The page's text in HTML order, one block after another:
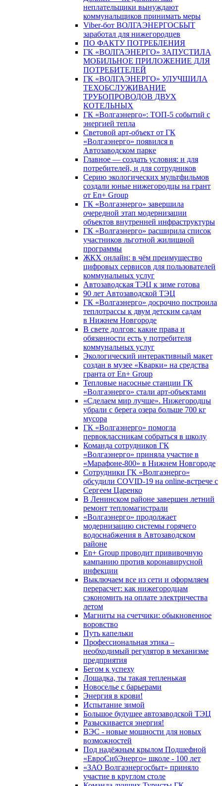
неплательщики вынуждают
коммунальщиков принимать меры
Viber-бот ВОЛГАЭНЕРГОСБЫТ
заработал для нижегородцев
ПО ФАКТУ ПОТРЕБЛЕНИЯ
ГК «ВОЛГАЭНЕРГО» ЗАПУСТИЛА
МОБИЛЬНОЕ ПРИЛОЖЕНИЕ ДЛЯ
ПОТРЕБИТЕЛЕЙ
ГК «ВОЛГАЭНЕРГО» УЛУЧШИЛА
ТЕХОБСЛУЖИВАНИЕ
ТРУБОПРОВОДОВ ДВУХ
КОТЕЛЬНЫХ
ГК «Волгаэнерго»: ТОП-5 событий с
энергией тепла
Световой арт-объект от ГК
«Волгаэнерго» появился в
Автозаводском парке
Главное — создать условия: и для
потребителей, и для сотрудников
Серию экологических мультфильмов
создали юные нижегородцы на грант
от En+ Group
ГК «Волгаэнерго» завершила
очередной этап модернизации
объектов внутренней инфраструктуры
ГК «Волгаэнерго» расширила список
участников льготной жилищной
программы
ЖКХ онлайн: в чём преимущество
цифровых сервисов для пользователей
коммунальных услуг
Автозаводская ТЭЦ к зиме готова
90 лет Автозаводской ТЭЦ
ГК «Волгаэнерго» досрочно построила
теплотрассы к двум детским садам
в Нижнем Новгороде
В свете долгов: какие права и
обязанности есть у потребителя
коммунальных услуг
Экологический интерактивный макет
создан в музее «Кварки» на средства
гранта от En+ Group
Тепловые насосные станции ГК
«Волгаэнерго» стали арт-объектами
«Сделаем мир лучше». Нижегородцы
убрали с берега озера больше 700 кг
мусора
ГК «Волгаэнерго» помогла
первоклассникам собраться в школу
Команда сотрудников ГК
«Волгаэнерго» приняла участие в
«Марафоне-800» в Нижнем Новгороде
Сотрудники ГК «Волгаэнерго»
обсудили COVID-19 на online-встрече с
Сергеем Царенко
В Ленинском районе завершен летний
ремонт тепломагистрали
«Волгаэнерго» продолжает
модернизацию системы горячего
водоснабжения в Автозаводском
районе
En+ Group проводит прививочную
кампанию против коронавирусной
инфекции
Выключаем все из сети и оформляем
перерасчет: как нижегородцам
сэкономить на оплате электричества
летом
Магниты на счетчики: обыкновенное
воровство
Путь капельки
Профессиональная этика –
необходимый регулятор в механизме
предприятия
Бегом к успеху
Лошадка, ты такая тепленькая
Новоселье с барьерами
Энергия в крови!
Испытание зимой
Большое будущее автозаводской ТЭЦ
Разыскивается энергия!
ВЭС - новые мощности для новых
возможностей
Под надёжным крылом Подшефной
«ЕвроСибЭнерго» школе - 100 лет
«ЗАО Волгаэнергосбыт» приняло
участие в круглом столе